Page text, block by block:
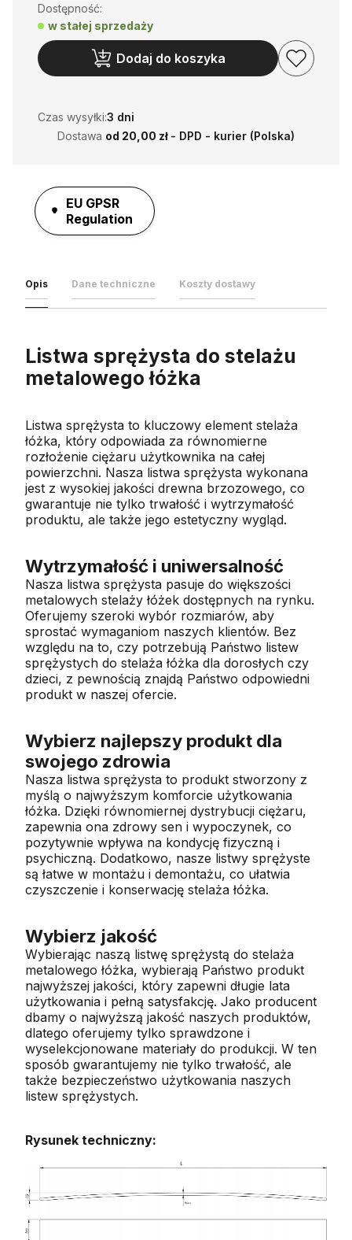
Dostępność:
w stałej sprzedaży
Dodaj do koszyka
Czas wysyłki:3 dni
Dostawa od 20,00 zł - DPD - kurier (Polska)
EU GPSR
Regulation
Opis Dane techniczne Koszty dostawy
Listwa sprężysta do stelażu
metalowego łóżka
Listwa sprężysta to kluczowy element stelaża
łóżka, który odpowiada za równomierne
rozłożenie ciężaru użytkownika na całej
powierzchni. Nasza listwa sprężysta wykonana
jest z wysokiej jakości drewna brzozowego, co
gwarantuje nie tylko trwałość i wytrzymałość
produktu, ale także jego estetyczny wygląd.
Wytrzymałość i uniwersalność
Nasza listwa sprężysta pasuje do większości
metalowych stelaży łóżek dostępnych na rynku.
Oferujemy szeroki wybór rozmiarów, aby
sprostać wymaganiom naszych klientów. Bez
względu na to, czy potrzebują Państwo listew
sprężystych do stelaża łóżka dla dorosłych czy
dzieci, z pewnością znajdą Państwo odpowiedni
produkt w naszej ofercie.
Wybierz najlepszy produkt dla
swojego zdrowia
Nasza listwa sprężysta to produkt stworzony z
myślą o najwyższym komforcie użytkowania
łóżka. Dzięki równomiernej dystrybucji ciężaru,
zapewnia ona zdrowy sen i wypoczynek, co
pozytywnie wpływa na kondycję fizyczną i
psychiczną. Dodatkowo, nasze listwy sprężyste
są łatwe w montażu i demontażu, co ułatwia
czyszczenie i konserwację stelaża łóżka.
Wybierz jakość
Wybierając naszą listwę sprężystą do stelaża
metalowego łóżka, wybierają Państwo produkt
najwyższej jakości, który zapewni długie lata
użytkowania i pełną satysfakcję. Jako producent
dbamy o najwyższą jakość naszych produktów,
dlatego oferujemy tylko sprawdzone i
wyselekcjonowane materiały do produkcji. W ten
sposób gwarantujemy nie tylko trwałość, ale
także bezpieczeństwo użytkowania naszych
listew sprężystych.
Rysunek techniczny: